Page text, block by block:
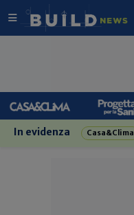
In evidenza Casa&Clima